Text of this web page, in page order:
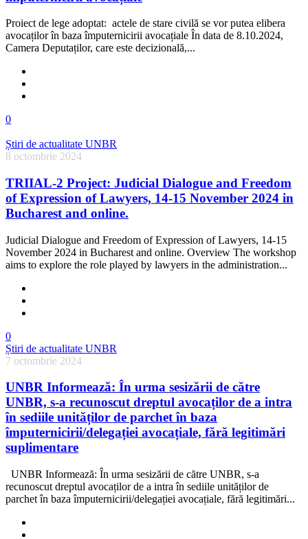
Proiect de lege adoptat: actele de stare civilă se vor putea elibera
avocaților în baza împuternicirii avocațiale În data de 8.10.2024,
Camera Deputaților, care este decizională,...
0
Știri de actualitate UNBR
8 octombrie 2024
TRIIAL-2 Project: Judicial Dialogue and Freedom
of Expression of Lawyers, 14-15 November 2024 in
Bucharest and online.
Judicial Dialogue and Freedom of Expression of Lawyers, 14-15
November 2024 in Bucharest and online. Overview The workshop
aims to explore the role played by lawyers in the administration...
0
Știri de actualitate UNBR
7 octombrie 2024
UNBR Informează: În urma sesizării de către
UNBR, s-a recunoscut dreptul avocaților de a intra
în sediile unităților de parchet în baza
împuternicirii/delegației avocațiale, fără legitimări
suplimentare
UNBR Informează: În urma sesizării de către UNBR, s-a
recunoscut dreptul avocaților de a intra în sediile unităților de
parchet în baza împuternicirii/delegației avocațiale, fără legitimări...